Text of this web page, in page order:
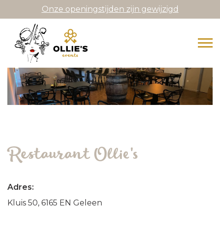
Onze openingstijden zijn gewijzigd
Restaurant Ollie's
Adres:
Kluis 50, 6165 EN Geleen